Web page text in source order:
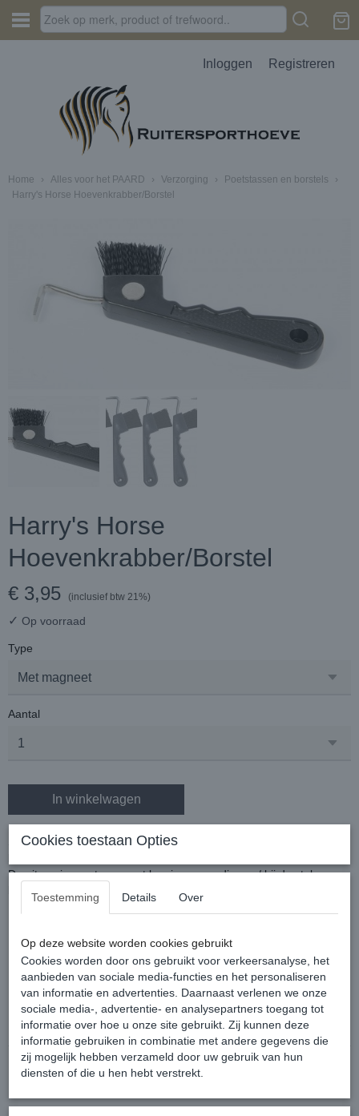
Inloggen Registreren
Home › Alles voor het PAARD › Verzorging › Poetstassen en borstels
›
Harry's Horse Hoevenkrabber/Borstel
Harry's Horse
Hoevenkrabber/Borstel
€ 3,95 (inclusief btw 21%)
✓ Op voorraad
Type
Aantal
In winkelwagen
Sterke hoevenkrabber met plastic greep en duurzame nylon
De uitvoering met magneet kan je eenvoudig aan/ bij de stal
Uitvoering: met of zonder magneet
Kleur: Zwart
Reacties
Cookies toestaan Opties
Toestemming Details Over
Op deze website worden cookies gebruikt
Cookies worden door ons gebruikt voor verkeersanalyse, het
aanbieden van sociale media-functies en het personaliseren
van informatie en advertenties. Daarnaast verlenen we onze
sociale media-, advertentie- en analysepartners toegang tot
informatie over hoe u onze site gebruikt. Zij kunnen deze
informatie gebruiken in combinatie met andere gegevens die
zij mogelijk hebben verzameld door uw gebruik van hun
diensten of die u hen hebt verstrekt.